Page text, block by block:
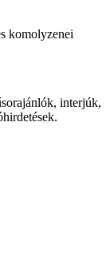
komolyzenei
interjúk,